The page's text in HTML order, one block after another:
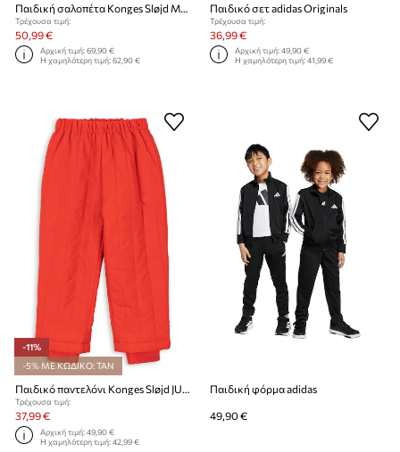
Τρέχουσα τιμή:
50,99 €
Αρχική τιμή:69,90 €
Η χαμηλότερη τιμή:62,90 €
Παιδικό σετ adidas Originals
Τρέχουσα τιμή:
36,99 €
Αρχική τιμή:49,90 €
Η χαμηλότερη τιμή:41,99 €
-11%
-5% ΜΕ ΚΩΔΙΚΟ: TAN
Παιδικό παντελόνι Konges Sløjd JUNO PANTS
Τρέχουσα τιμή:
37,99 €
Αρχική τιμή:49,90 €
Η χαμηλότερη τιμή:42,99 €
Παιδική φόρμα adidas
49,90 €